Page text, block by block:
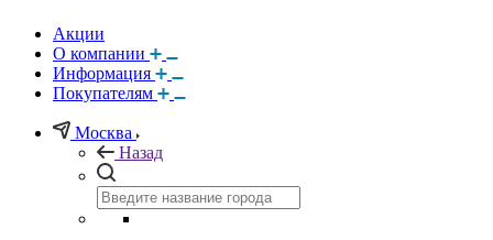
Акции
О компании
Информация
Покупателям
Москва
Назад